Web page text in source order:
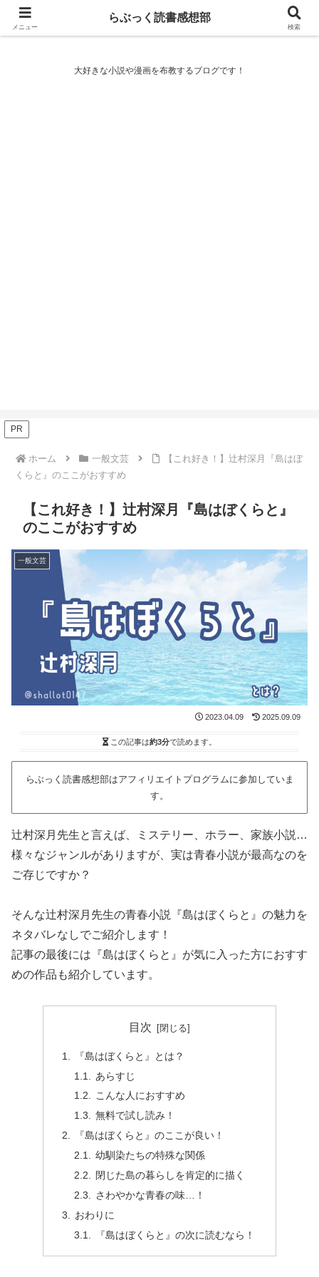
らぶっく読書感想部
大好きな小説や漫画を布教するブログです！
PR
ホーム 一般文芸
【これ好き！】辻村深月『島はぼ
くらと』のここがおすすめ
【これ好き！】辻村深月『島はぼくらと』
のここがおすすめ
一般文芸
2023.04.09 2025.09.09
この記事は約3分で読めます。
らぶっく読書感想部はアフィリエイトプログラムに参加していま
す。
辻村深月先生と言えば、ミステリー、ホラー、家族小説…
様々なジャンルがありますが、実は青春小説が最高なのを
ご存じですか？
そんな辻村深月先生の青春小説『島はぼくらと』の魅力を
ネタバレなしでご紹介します！
記事の最後には『島はぼくらと』が気に入った方におすす
めの作品も紹介しています。
目次
『島はぼくらと』とは？
あらすじ
こんな人におすすめ
無料で試し読み！
『島はぼくらと』のここが良い！
幼馴染たちの特殊な関係
閉じた島の暮らしを肯定的に描く
さわやかな青春の味…！
おわりに
『島はぼくらと』の次に読むなら！
メニュー
らぶっく読書感想部
検索